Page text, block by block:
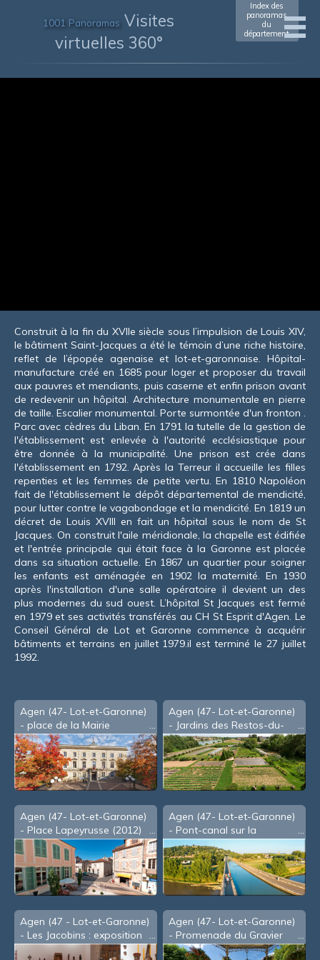
1001 Panoramas Visites
virtuelles 360°
Index des
panoramas
du
département
Construit à la fin du XVIIe siècle sous l’impulsion de Louis XIV,
le bâtiment Saint-Jacques a été le témoin d’une riche histoire,
reflet de l’épopée agenaise et lot-et-garonnaise. Hôpital-
manufacture créé en 1685 pour loger et proposer du travail
aux pauvres et mendiants, puis caserne et enfin prison avant
de redevenir un hôpital. Architecture monumentale en pierre
de taille. Escalier monumental. Porte surmontée d'un fronton .
Parc avec cèdres du Liban. En 1791 la tutelle de la gestion de
l'établissement est enlevée à l'autorité ecclésiastique pour
être donnée à la municipalité. Une prison est crée dans
l'établissement en 1792. Après la Terreur il accueille les filles
repenties et les femmes de petite vertu. En 1810 Napoléon
fait de l'établissement le dépôt départemental de mendicité,
pour lutter contre le vagabondage et la mendicité. En 1819 un
décret de Louis XVIII en fait un hôpital sous le nom de St
Jacques. On construit l'aile méridionale, la chapelle est édifiée
et l'entrée principale qui était face à la Garonne est placée
dans sa situation actuelle. En 1867 un quartier pour soigner
les enfants est aménagée en 1902 la maternité. En 1930
après l'installation d'une salle opératoire il devient un des
plus modernes du sud ouest. L’hôpital St Jacques est fermé
en 1979 et ses activités transférés au CH St Esprit d'Agen. Le
Conseil Général de Lot et Garonne commence à acquérir
bâtiments et terrains en juillet 1979.il est terminé le 27 juillet
1992.
Agen (47- Lot-et-Garonne)
- place de la Mairie
Agen (47- Lot-et-Garonne)
- Jardins des Restos-du-
Coeur (2008)
Agen (47- Lot-et-Garonne)
- Place Lapeyrusse (2012)
Agen (47- Lot-et-Garonne)
- Pont-canal sur la
Garonne (2007)
Agen (47 - Lot-et-Garonne)
- Les Jacobins : exposition
Arts et traditions d'Afrique
Agen (47- Lot-et-Garonne)
- Promenade du Gravier
(2008)